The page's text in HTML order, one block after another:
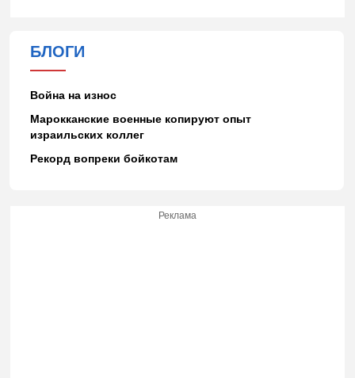
БЛОГИ
Война на износ
Марокканские военные копируют опыт
израильских коллег
Рекорд вопреки бойкотам
Реклама